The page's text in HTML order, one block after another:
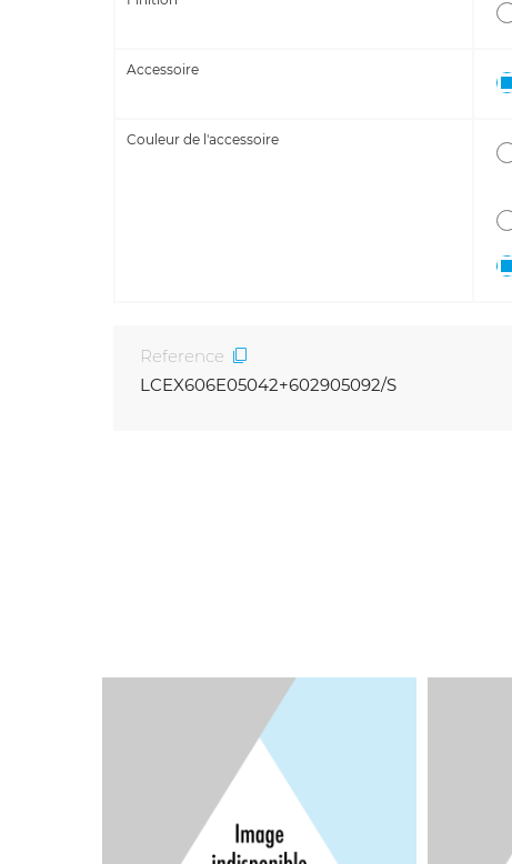
Accessoire
Couleur de l'accessoire
Reference
LCEX606E05042+602905092/S